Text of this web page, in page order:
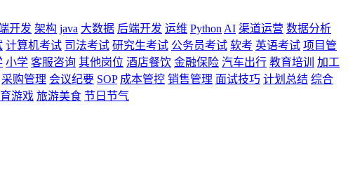
开发 架构 java 大数据 后端开发 运维 Python AI 渠道运营 数据分析
计算机考试 司法考试 研究生考试 公务员考试 软考 英语考试 项目管
小学 客服咨询 其他岗位 酒店餐饮 金融保险 汽车出行 教育培训
加工
采购管理 会议纪要 SOP 成本管控 销售管理 面试技巧 计划总结 综合
游戏 旅游美食 节日节气